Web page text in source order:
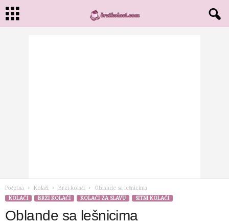
Početna Kolači Brzi kolači
Oblande sa lešnicima
KOLAČI
BRZI KOLAČI KOLAČI ZA SLAVU SITNI KOLAČI
Oblande sa lešnicima